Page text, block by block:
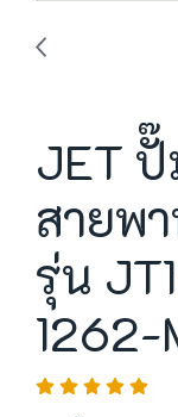
JET
สายพ
รุ่น
1262-